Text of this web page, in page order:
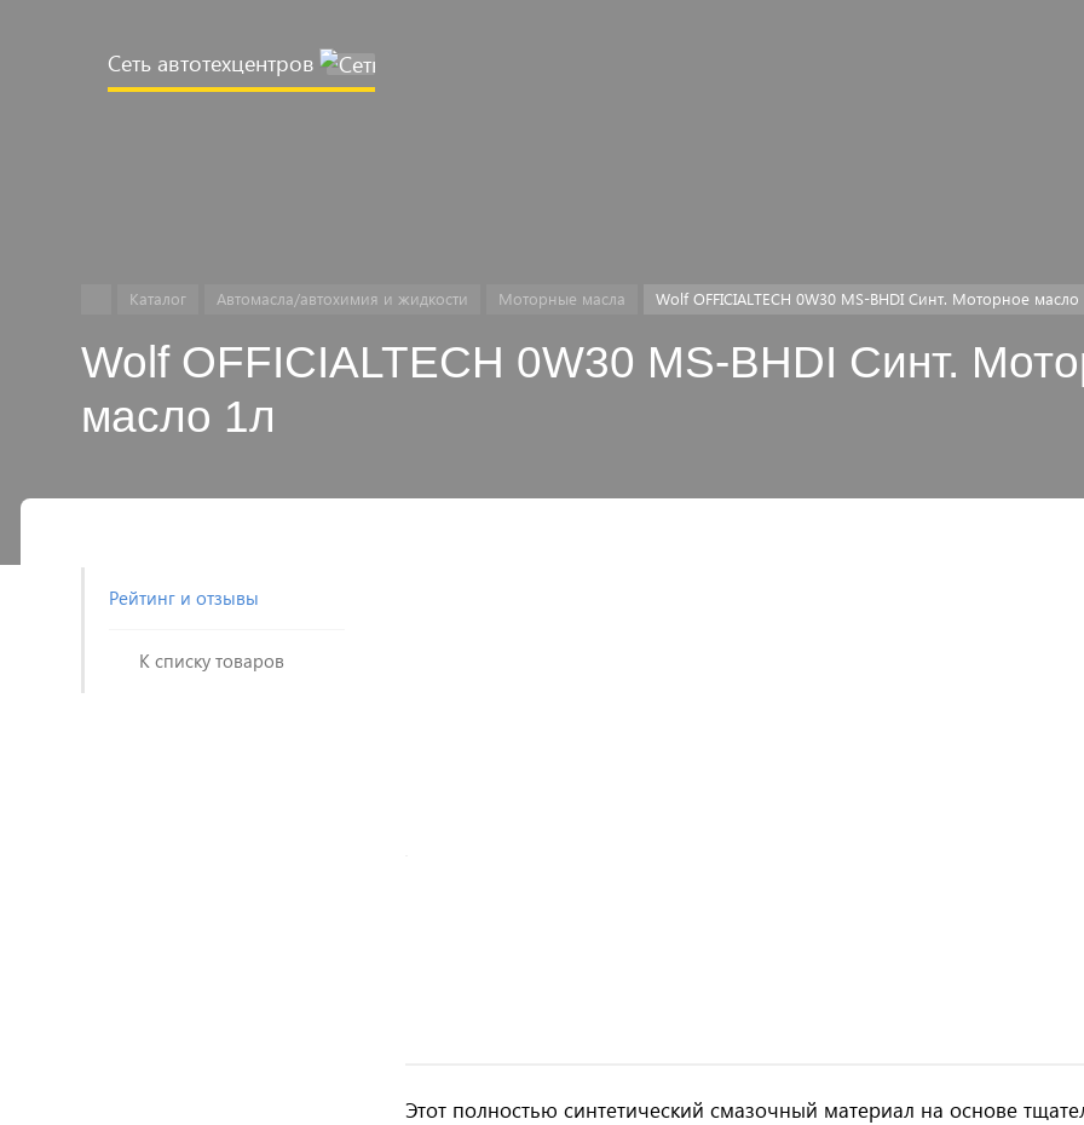
Сеть автотехцентров
Каталог Автомасла/автохимия и жидкости Моторные масла Wolf OFFICIALTECH 0W30 MS-BHDI Синт. Моторное масло
Wolf OFFICIALTECH 0W30 MS-BHDI Синт.
масло 1л
Рейтинг и отзывы
К списку товаров
Этот полностью синтетический смазочный материал на основе